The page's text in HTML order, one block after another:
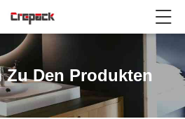
Zu Den Produkten